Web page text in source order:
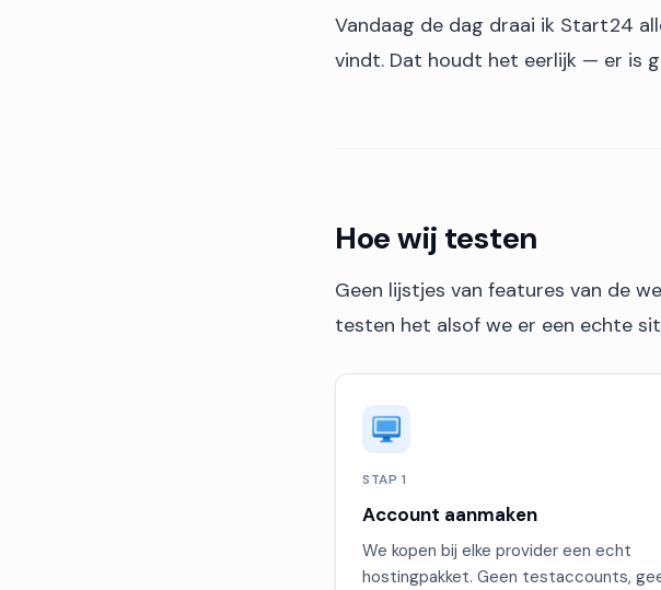
Vandaag de dag draai ik Start24
vindt. Dat houdt het eerlijk — er is
Hoe wij testen
Geen lijstjes van features van de
testen het alsof we er een echte
STAP 1
Account aanmaken
We kopen bij elke provider een echt
hostingpakket. Geen testaccounts,